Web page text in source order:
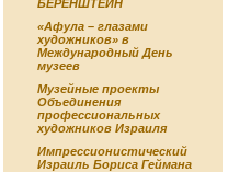
БЕРЕНШТЕЙН
«Афула – глазами
художников» в
Международный День
музеев
Музейные проекты
Объединения
профессиональных
художников Израиля
Импрессионистический
Израиль Бориса Геймана